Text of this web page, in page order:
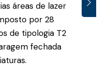
áreas de lazer
por 28
de tipologia T2
fechada